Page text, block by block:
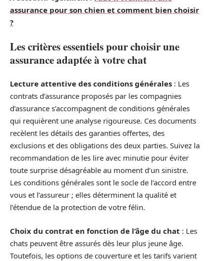
assurance pour son chien et comment bien choisir
?
Les critères essentiels pour choisir une
assurance adaptée à votre chat
Lecture attentive des conditions générales : Les
contrats d’assurance proposés par les compagnies
d’assurance s’accompagnent de conditions générales
qui requièrent une analyse rigoureuse. Ces documents
recèlent les détails des garanties offertes, des
exclusions et des obligations des deux parties. Suivez la
recommandation de les lire avec minutie pour éviter
toute surprise désagréable au moment d’un sinistre.
Les conditions générales sont le socle de l’accord entre
vous et l’assureur ; elles déterminent la qualité et
l’étendue de la protection de votre félin.
Choix du contrat en fonction de l’âge du chat : Les
chats peuvent être assurés dès leur plus jeune âge.
Toutefois, les options de couverture et les tarifs varient